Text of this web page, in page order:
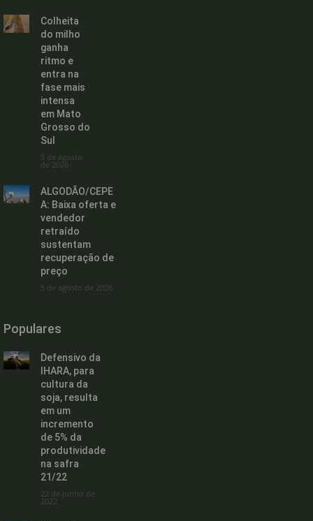
Colheita
do milho
ganha
ritmo e
entra na
fase mais
intensa
em Mato
Grosso do
Sul
5 de agosto
de 2026
ALGODÃO/CEPE
A: Baixa oferta e
vendedor
retraído
sustentam
recuperação de
preço
5 de agosto de 2026
Populares
Defensivo da
IHARA, para
cultura da
soja, resulta
em um
incremento
de 5% da
produtividade
na safra
21/22
22 de junho de
2022